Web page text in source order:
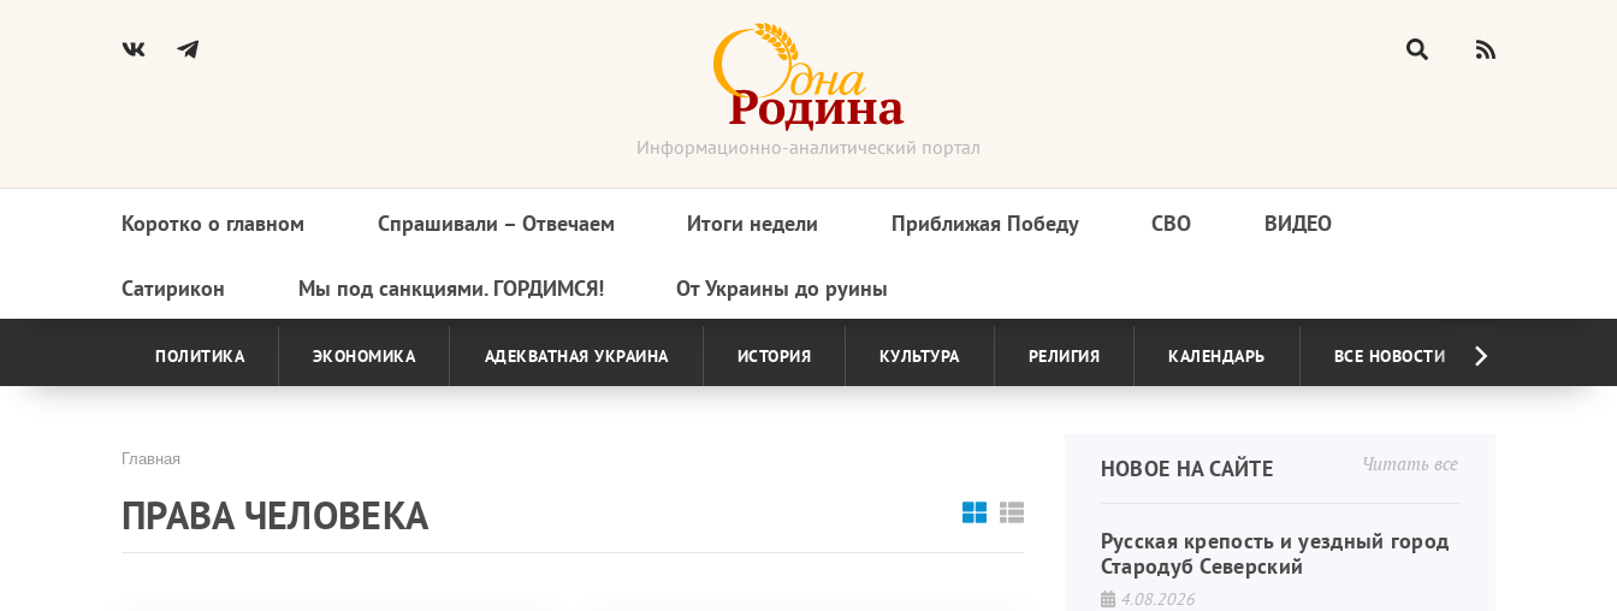
Информационно-аналитический портал
Основная
навигация
Коротко о главном Спрашивали – Отвечаем Итоги недели Приближая Победу СВО ВИДЕО
Сатирикон Мы под санкциями. ГОРДИМСЯ! От Украины до руины
ПОЛИТИКА ЭКОНОМИКА АДЕКВАТНАЯ УКРАИНА ИСТОРИЯ КУЛЬТУРА РЕЛИГИЯ КАЛЕНДАРЬ ВСЕ НОВОСТИ
Строка
навигации
Главная
ПРАВА ЧЕЛОВЕКА
Читать все
НОВОЕ НА САЙТЕ
Русская крепость и уездный город
Стародуб Северский
4.08.2026